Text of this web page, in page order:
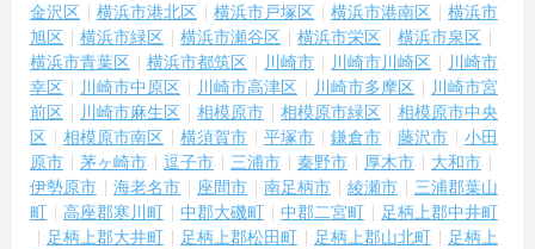
金沢区
横浜市港北区 横浜市戸塚区 横浜市港南区
横浜市
旭区
横浜市緑区 横浜市瀬谷区 横浜市栄区
横浜市泉区
横浜市青葉区
横浜市都筑区 川崎市 川崎市川崎区
川崎市
幸区
川崎市中原区 川崎市高津区 川崎市多摩区
川崎市宮
前区
川崎市麻生区 相模原市 相模原市緑区
相模原市中央
区
相模原市南区 横須賀市 平塚市 鎌倉市 藤沢市
小田
原市
茅ヶ崎市 逗子市 三浦市 秦野市 厚木市
大和市
伊勢原市
海老名市 座間市 南足柄市 綾瀬市
三浦郡葉山
町
高座郡寒川町 中郡大磯町 中郡二宮町
足柄上郡中井町
足柄上郡大井町
足柄上郡松田町 足柄上郡山北町
足柄上